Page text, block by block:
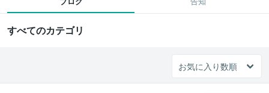
すべてのカテゴリ